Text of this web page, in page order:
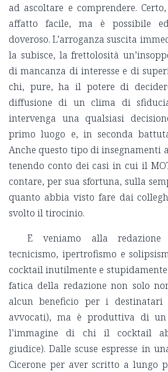
ad ascoltare e comprendere.
affatto facile, ma è possibile
doveroso. L’arroganza suscita
la subisce, la frettolosità
di mancanza di interesse e di
chi, pure, ha il potere di
diffusione di un clima di
intervenga una qualsiasi
primo luogo e, in seconda
Anche questo tipo di insegnamenti
tenendo conto dei casi in cui il
contare, per sua sfortuna, sulla
quanto abbia visto fare dai
svolto il tirocinio.
E veniamo alla
tecnicismo, ipertrofismo e
cocktail inutilmente e stupidamente
fatica della redazione non solo
alcun beneficio per i
avvocati), ma è produttiva di
l’immagine di chi il cocktail
giudice). Dalle scuse espresse in
Cicerone per aver scritto a lungo